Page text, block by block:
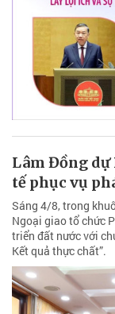
Lâm Đồng
tế phục vụ
Sáng 4/8, trong
Ngoại giao tổ chức
triển đất nước với
Kết quả thực chất”.